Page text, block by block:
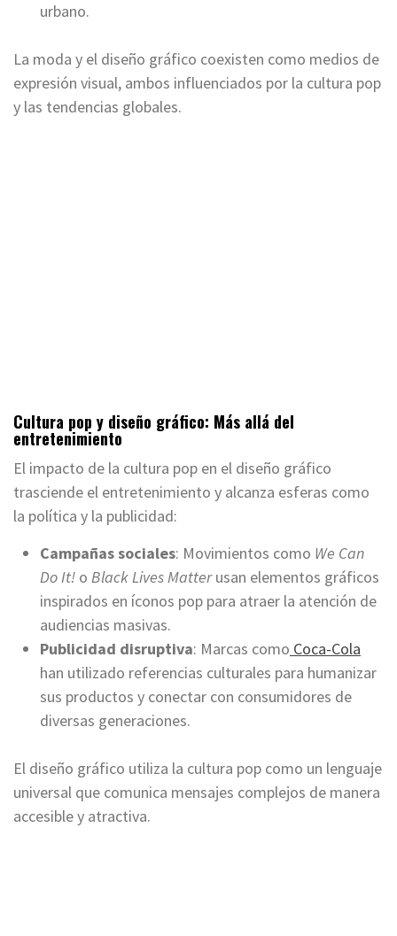
urbano.
La moda y el diseño gráfico coexisten como medios de
expresión visual, ambos influenciados por la cultura pop
y las tendencias globales.
Cultura pop y diseño gráfico: Más allá del
entretenimiento
El impacto de la cultura pop en el diseño gráfico
trasciende el entretenimiento y alcanza esferas como
la política y la publicidad:
Campañas sociales: Movimientos como We Can
Do It! o Black Lives Matterusan elementos gráficos
inspirados en íconos pop para atraer la atención de
audiencias masivas.
Publicidad disruptiva: Marcas como Coca-Cola
han utilizado referencias culturales para humanizar
sus productos y conectar con consumidores de
diversas generaciones.
El diseño gráfico utiliza la cultura pop como un lenguaje
universal que comunica mensajes complejos de manera
accesible y atractiva.